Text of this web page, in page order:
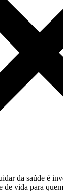
da saúde é
de vida para